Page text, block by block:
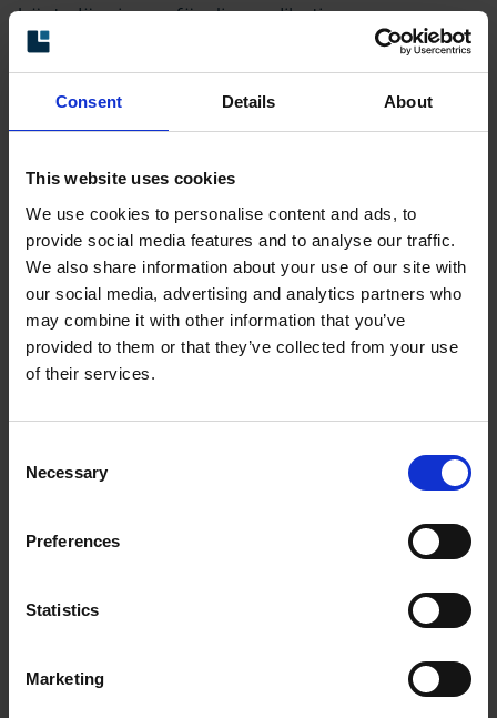
Consent Details About
This website uses cookies
We use cookies to personalise content and ads, to
provide social media features and to analyse our traffic.
We also share information about your use of our site with
our social media, advertising and analytics partners who
may combine it with other information that you’ve
provided to them or that they’ve collected from your use
of their services.
Selection
Necessary
Preferences
Statistics
Marketing
bästa lösningen för din applikation.